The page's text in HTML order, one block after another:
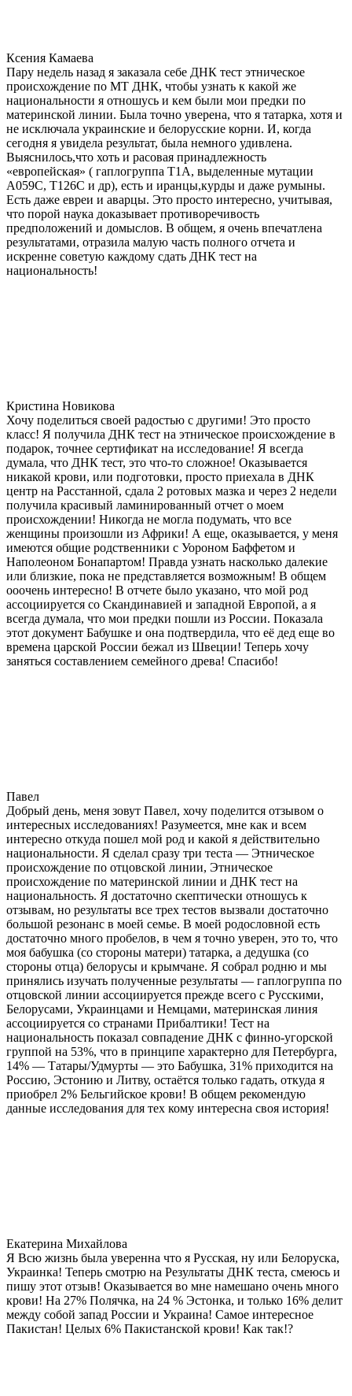
Ксения Камаева
Пару недель назад я заказала себе ДНК тест этническое
происхождение по МТ ДНК, чтобы узнать к какой же
национальности я отношусь и кем были мои предки по
материнской линии. Была точно уверена, что я татарка, хотя и
не исключала украинские и белорусские корни. И, когда
сегодня я увидела результат, была немного удивлена.
Выяснилось,что хоть и расовая принадлежность
«европейская» ( гаплогруппа T1A, выделенные мутации
A059C, T126C и др), есть и иранцы,курды и даже румыны.
Есть даже евреи и аварцы. Это просто интересно, учитывая,
что порой наука доказывает противоречивость
предположений и домыслов. В общем, я очень впечатлена
результатами, отразила малую часть полного отчета и
искренне советую каждому сдать ДНК тест на
национальность!
Кристина Новикова
Хочу поделиться своей радостью с другими! Это просто
класс! Я получила ДНК тест на этническое происхождение в
подарок, точнее сертификат на исследование! Я всегда
думала, что ДНК тест, это что-то сложное! Оказывается
никакой крови, или подготовки, просто приехала в ДНК
центр на Расстанной, сдала 2 ротовых мазка и через 2 недели
получила красивый ламинированный отчет о моем
происхождении! Никогда не могла подумать, что все
женщины произошли из Африки! А еще, оказывается, у меня
имеются общие родственники с Уороном Баффетом и
Наполеоном Бонапартом! Правда узнать насколько далекие
или близкие, пока не представляется возможным! В общем
ооочень интересно! В отчете было указано, что мой род
ассоциируется со Скандинавией и западной Европой, а я
всегда думала, что мои предки пошли из России. Показала
этот документ Бабушке и она подтвердила, что её дед еще во
времена царской России бежал из Швеции! Теперь хочу
заняться составлением семейного древа! Спасибо!
Павел
Добрый день, меня зовут Павел, хочу поделится отзывом о
интересных исследованиях! Разумеется, мне как и всем
интересно откуда пошел мой род и какой я действительно
национальности. Я сделал сразу три теста — Этническое
происхождение по отцовской линии, Этническое
происхождение по материнской линии и ДНК тест на
национальность. Я достаточно скептически отношусь к
отзывам, но результаты все трех тестов вызвали достаточно
большой резонанс в моей семье. В моей родословной есть
достаточно много пробелов, в чем я точно уверен, это то, что
моя бабушка (со стороны матери) татарка, а дедушка (со
стороны отца) белорусы и крымчане. Я собрал родню и мы
принялись изучать полученные результаты — гаплогруппа по
отцовской линии ассоциируется прежде всего с Русскими,
Белорусами, Украинцами и Немцами, материнская линия
ассоциируется со странами Прибалтики! Тест на
национальность показал совпадение ДНК с финно-угорской
группой на 53%, что в принципе характерно для Петербурга,
14% — Татары/Удмурты — это Бабушка, 31% приходится на
Россию, Эстонию и Литву, остаётся только гадать, откуда я
приобрел 2% Бельгийское крови! В общем рекомендую
данные исследования для тех кому интересна своя история!
Екатерина Михайлова
Я Всю жизнь была уверенна что я Русская, ну или Белоруска,
Украинка! Теперь смотрю на Результаты ДНК теста, смеюсь и
пишу этот отзыв! Оказывается во мне намешано очень много
крови! На 27% Полячка, на 24 % Эстонка, и только 16% делит
между собой запад России и Украина! Самое интересное
Пакистан! Целых 6% Пакистанской крови! Как так!?